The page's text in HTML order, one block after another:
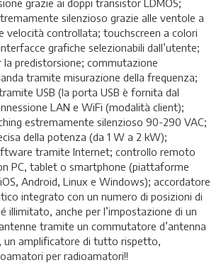
grazie ai doppi transistor LDMOS;
silenzioso grazie alle ventole a
velocità controllata; touchscreen a colori
grafiche selezionabili dall’utente;
la predistorsione; commutazione
tramite misurazione della frequenza;
USB (la porta USB è fornita dal
LAN e WiFi (modalità client);
estremamente silenzioso 90-290 VAC;
della potenza (da 1 W a 2 kW);
tramite Internet; controllo remoto
PC, tablet o smartphone (piattaforme
Android, Linux e Windows); accordatore
integrato con un numero di posizioni di
illimitato, anche per l’impostazione di un
tramite un commutatore d’antenna
un amplificatore di tutto rispetto,
per radioamatori!!